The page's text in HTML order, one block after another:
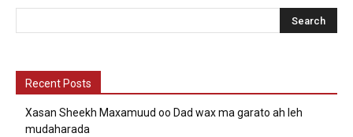
Recent Posts
Xasan Sheekh Maxamuud oo Dad wax ma garato ah leh
mudaharada